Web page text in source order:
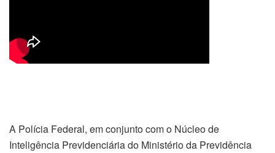
A Polícia Federal, em conjunto com o Núcleo de
Inteligência Previdenciária do Ministério da Previdência